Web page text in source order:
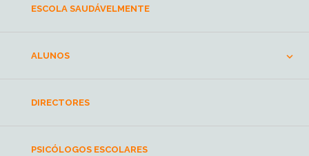
ESCOLA SAUDÁVELMENTE
ALUNOS
DIRECTORES
PSICÓLOGOS ESCOLARES